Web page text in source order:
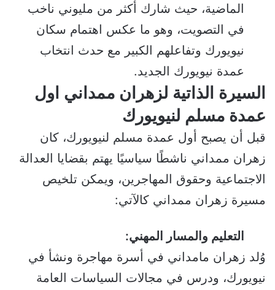
الماضية، حيث شارك أكثر من مليوني ناخب
في التصويت، وهو ما عكس اهتمام سكان
نيويورك وتفاعلهم الكبير مع حدث انتخاب
عمدة نيويورك الجديد.
السيرة الذاتية لزهران ممداني اول
عمدة مسلم لنيويورك
قبل أن يصبح أول عمدة مسلم لنيويورك، كان
زهران ممداني ناشطًا سياسيًا يهتم بقضايا العدالة
الاجتماعية وحقوق المهاجرين، ويمكن تلخيص
مسيرة زهران ممداني كالآتي:
التعليم والمسار المهني:
وُلد زهران مامداني في أسرة مهاجرة ونشأ في
نيويورك، ودرس في مجالات السياسات العامة